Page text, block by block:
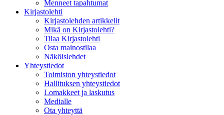
Menneet tapahtumat
Kirjastolehti
Kirjastolehden artikkelit
Mikä on Kirjastolehti?
Tilaa Kirjastolehti
Osta mainostilaa
Näköislehdet
Yhteystiedot
Toimiston yhteystiedot
Hallituksen yhteystiedot
Lomakkeet ja laskutus
Medialle
Ota yhteyttä